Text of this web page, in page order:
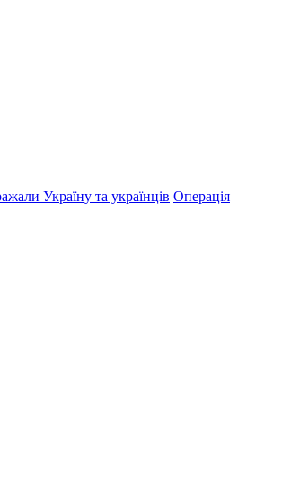
Україну та українців Операція